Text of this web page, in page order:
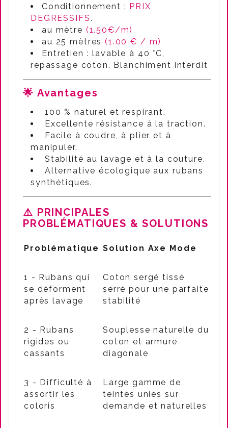
Conditionnement : PRIX
DEGRESSIFS.
au mètre (1.50€/m)
au 25 mètres(1.00 € / m)
Entretien : lavable à 40 °C,
repassage coton. Blanchiment interdit
🌟 Avantages
100 % naturel et respirant.
Excellente résistance à la traction.
Facile à coudre, à plier et à
manipuler.
Stabilité au lavage et à la couture.
Alternative écologique aux rubans
synthétiques.
⚠️ PRINCIPALES
PROBLÉMATIQUES & SOLUTIONS
Problématique Solution Axe Mode
1 - Rubans qui
se déforment
après lavage
Coton sergé tissé
serré pour une parfaite
stabilité
2 - Rubans
rigides ou
cassants
Souplesse naturelle du
coton et armure
diagonale
3 - Difficulté à
assortir les
coloris
Large gamme de
teintes unies sur
demande et naturelles